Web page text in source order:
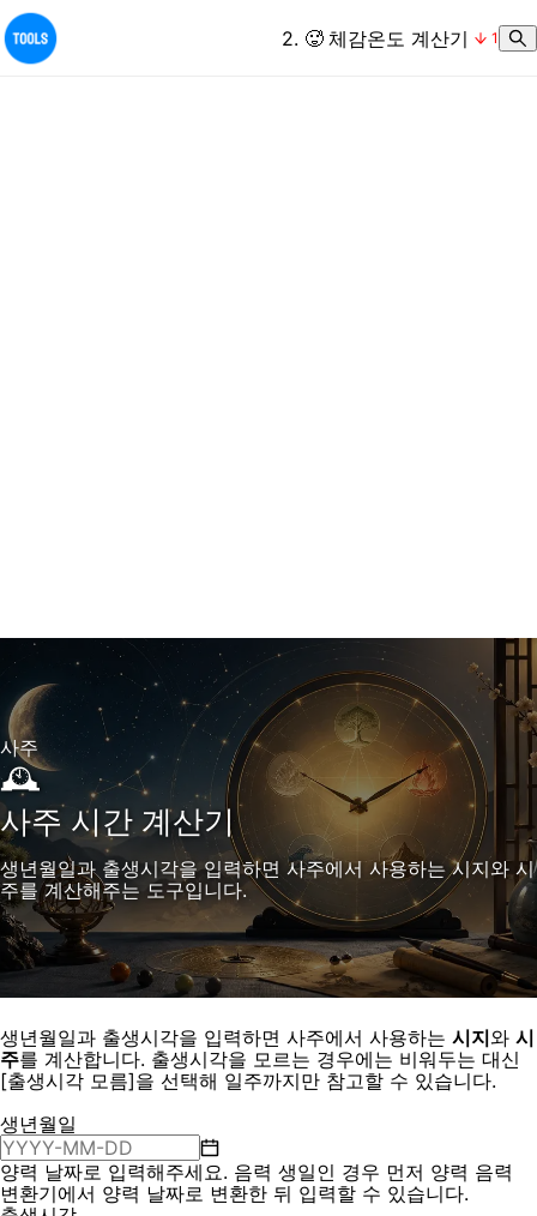
2. 🥵 체감온도 계산기 1
사주
🕰️
사주 시간 계산기
생년월일과 출생시각을 입력하면 사주에서 사용하는 시지와 시
주를 계산해주는 도구입니다.
생년월일과 출생시각을 입력하면 사주에서 사용하는 시지와 시
주를 계산합니다. 출생시각을 모르는 경우에는 비워두는 대신
[출생시각 모름]을 선택해 일주까지만 참고할 수 있습니다.
생년월일
양력 날짜로 입력해주세요. 음력 생일인 경우 먼저 양력 음력
변환기에서 양력 날짜로 변환한 뒤 입력할 수 있습니다.